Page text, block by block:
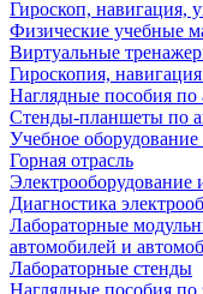
Гироскоп, навигация,
Физические учебные
Виртуальные
Гироскопия,
Наглядные пособия по
Стенды-планшеты по
Учебное
Горная отрасль
Электрооборудование
Диагностика
Лабораторные
автомобилей и
Лабораторные стенды
Наглядные пособия по